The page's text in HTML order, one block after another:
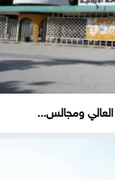
ومجالس...